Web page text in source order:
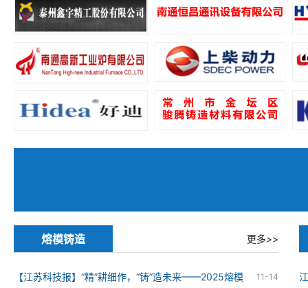
熔模铸造 更多>>
11-14
【江苏科技报】“精”耕细作，“铸”造未来——2025熔模